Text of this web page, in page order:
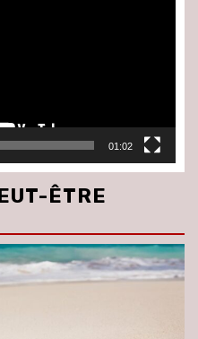
01:02
ÊTRE